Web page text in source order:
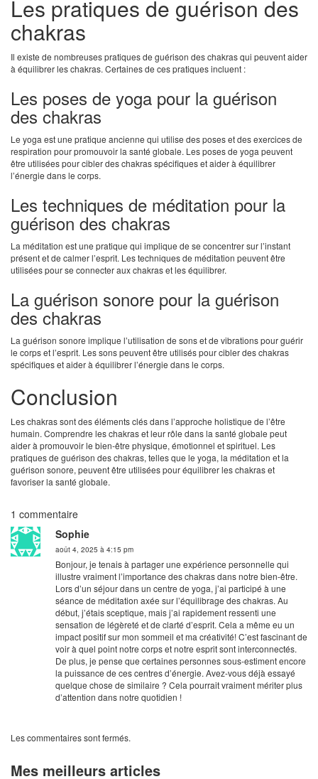
Les pratiques de guérison des
chakras
Il existe de nombreuses pratiques de guérison des chakras qui peuvent aider
à équilibrer les chakras. Certaines de ces pratiques incluent :
Les poses de yoga pour la guérison
des chakras
Le yoga est une pratique ancienne qui utilise des poses et des exercices de
respiration pour promouvoir la santé globale. Les poses de yoga peuvent
être utilisées pour cibler des chakras spécifiques et aider à équilibrer
l’énergie dans le corps.
Les techniques de méditation pour la
guérison des chakras
La méditation est une pratique qui implique de se concentrer sur l’instant
présent et de calmer l’esprit. Les techniques de méditation peuvent être
utilisées pour se connecter aux chakras et les équilibrer.
La guérison sonore pour la guérison
des chakras
La guérison sonore implique l’utilisation de sons et de vibrations pour guérir
le corps et l’esprit. Les sons peuvent être utilisés pour cibler des chakras
spécifiques et aider à équilibrer l’énergie dans le corps.
Conclusion
Les chakras sont des éléments clés dans l’approche holistique de l’être
humain. Comprendre les chakras et leur rôle dans la santé globale peut
aider à promouvoir le bien-être physique, émotionnel et spirituel. Les
pratiques de guérison des chakras, telles que le yoga, la méditation et la
guérison sonore, peuvent être utilisées pour équilibrer les chakras et
favoriser la santé globale.
1 commentaire
Sophie
août 4, 2025 à 4:15 pm
Bonjour, je tenais à partager une expérience personnelle qui
illustre vraiment l’importance des chakras dans notre bien-être.
Lors d’un séjour dans un centre de yoga, j’ai participé à une
séance de méditation axée sur l’équilibrage des chakras. Au
début, j’étais sceptique, mais j’ai rapidement ressenti une
sensation de légèreté et de clarté d’esprit. Cela a même eu un
impact positif sur mon sommeil et ma créativité! C’est fascinant de
voir à quel point notre corps et notre esprit sont interconnectés.
De plus, je pense que certaines personnes sous-estiment encore
la puissance de ces centres d’énergie. Avez-vous déjà essayé
quelque chose de similaire ? Cela pourrait vraiment mériter plus
d’attention dans notre quotidien !
Les commentaires sont fermés.
Mes meilleurs articles